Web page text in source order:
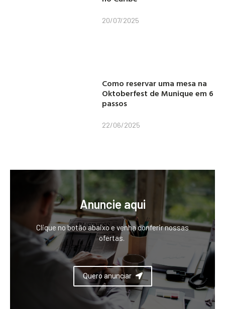
20/07/2025
Como reservar uma mesa na
Oktoberfest de Munique em 6
passos
22/06/2025
Anuncie aqui
Clique no botão abaixo e venha conferir nossas
ofertas.
Quero anunciar